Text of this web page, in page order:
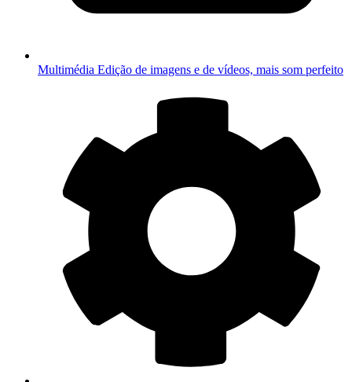
Multimédia Edição de imagens e de vídeos, mais som perfeito